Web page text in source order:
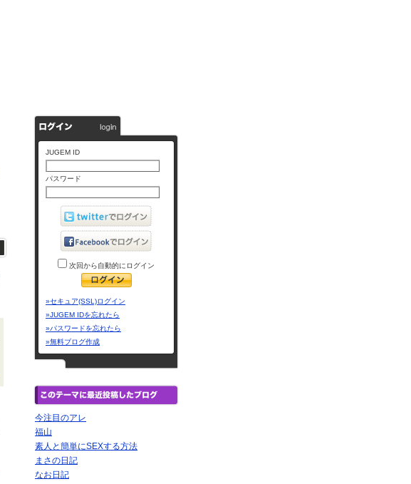
JUGEM ID
パスワード
次回から自動的にログイン
»セキュア(SSL)ログイン
»JUGEM IDを忘れたら
»パスワードを忘れたら
»無料ブログ作成
今注目のアレ
福山
素人と簡単にSEXする方法
まさの日記
なお日記